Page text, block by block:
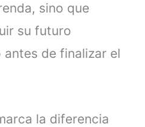
sino que
su futuro
de finalizar el
la diferencia